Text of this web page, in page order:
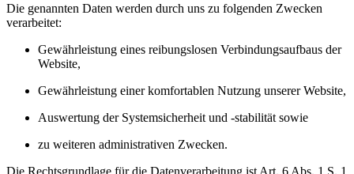
Die genannten Daten werden durch uns zu folgenden Zwecken
verarbeitet:
Gewährleistung eines reibungslosen Verbindungsaufbaus der
Website,
Gewährleistung einer komfortablen Nutzung unserer Website,
Auswertung der Systemsicherheit und -stabilität sowie
zu weiteren administrativen Zwecken.
Die Rechtsgrundlage für die Datenverarbeitung ist Art. 6 Abs. 1 S. 1